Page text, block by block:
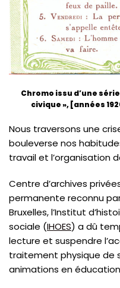
Chromo issu d’une
civique », [années
Nous traversons une
bouleverse nos
travail et l’organisation
Centre d’archives
permanente reconnu
Bruxelles, l’Institut
sociale (IHOES) a dû
lecture et suspendre
traitement physique de
animations en